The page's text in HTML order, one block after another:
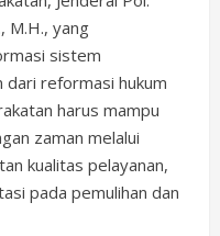
M.H., yang
sistem
dari reformasi hukum
harus mampu
zaman melalui
kualitas pelayanan,
pada pemulihan dan